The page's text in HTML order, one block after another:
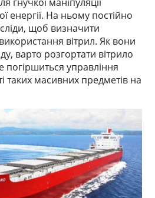
енергії. На ньому постійно
щоб визначити
вітрил. Як вони
варто розгортати вітрило
погіршиться управління
таких масивних предметів на